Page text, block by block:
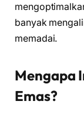
banyak
memadai.
Mengapa
Emas?